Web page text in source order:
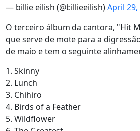
— billie eilish (@billieeilish)April 29,
O terceiro álbum da cantora, "Hit
que serve de mote para a
de maio e tem o seguinte
1. Skinny
2. Lunch
3. Chihiro
4. Birds of a Feather
5. Wildflower